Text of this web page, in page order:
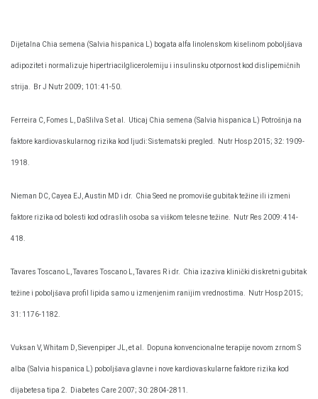
Dijetalna Chia semena (Salvia hispanica L) bogata alfa linolenskom kiselinom poboljšava
adipozitet i normalizuje hipertriacilglicerolemiju i insulinsku otpornost kod dislipemičnih
strija. Br J Nutr 2009; 101: 41-50.
Ferreira C, Fomes L, DaSlilva S et al. Uticaj Chia semena (Salvia hispanica L) Potrošnja na
faktore kardiovaskularnog rizika kod ljudi: Sistematski pregled. Nutr Hosp 2015; 32: 1909-
1918.
Nieman DC, Cayea EJ, Austin MD i dr. Chia Seed ne promoviše gubitak težine ili izmeni
faktore rizika od bolesti kod odraslih osoba sa viškom telesne težine. Nutr Res 2009: 414-
418.
Tavares Toscano L, Tavares Toscano L, Tavares R i dr. Chia izaziva klinički diskretni gubitak
težine i poboljšava profil lipida samo u izmenjenim ranijim vrednostima. Nutr Hosp 2015;
31: 1176-1182.
Vuksan V, Whitam D, Sievenpiper JL, et al. Dopuna konvencionalne terapije novom zrnom S
alba (Salvia hispanica L) poboljšava glavne i nove kardiovaskularne faktore rizika kod
dijabetesa tipa 2. Diabetes Care 2007; 30: 2804-2811.